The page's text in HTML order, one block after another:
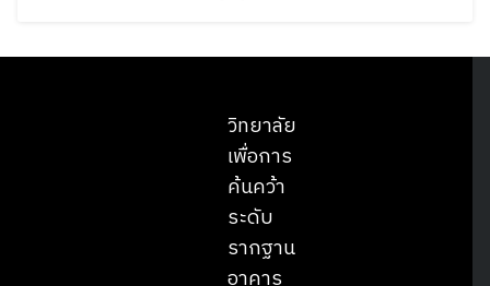
Search
วิทยาลัย
เพื่อการ
ค้นคว้า
ระดับ
รากฐาน
อาคาร